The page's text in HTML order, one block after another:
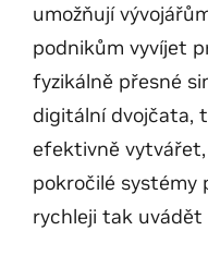
umožňují
podnikům vyvíjet
fyzikálně přesné
digitální dvojčata,
efektivně
pokročilé systémy
rychleji tak